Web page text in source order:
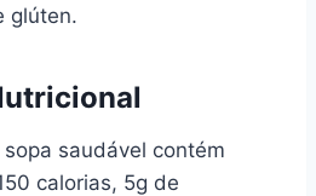
glúten.
saudável contém
calorias, 5g de